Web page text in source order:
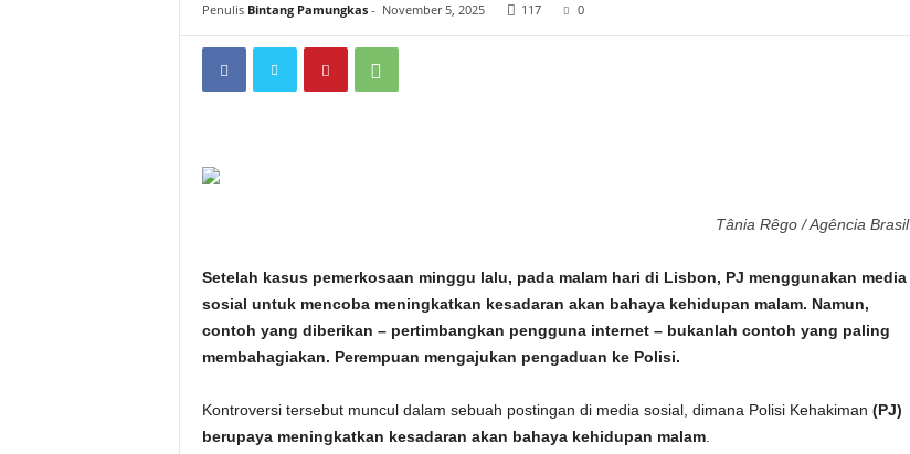
i
h
o
Penulis Bintang Pamungkas- November 5, 2025 117 0
Tânia Rêgo / Agência Brasil
Setelah kasus pemerkosaan minggu lalu, pada malam hari di Lisbon, PJ menggunakan media
sosial untuk mencoba meningkatkan kesadaran akan bahaya kehidupan malam. Namun,
contoh yang diberikan – pertimbangkan pengguna internet – bukanlah contoh yang paling
membahagiakan. Perempuan mengajukan pengaduan ke Polisi.
Kontroversi tersebut muncul dalam sebuah postingan di media sosial, dimana Polisi Kehakiman (PJ)
berupaya meningkatkan kesadaran akan bahaya kehidupan malam.